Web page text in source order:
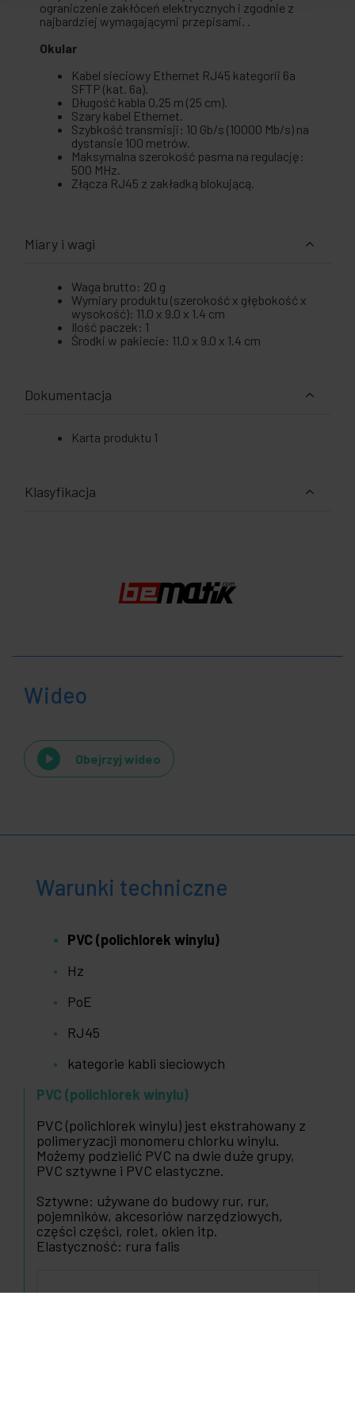
ograniczenie zakłóceń elektrycznych i zgodnie z
najbardziej wymagającymi przepisami. .
Okular
Kabel sieciowy Ethernet RJ45 kategorii 6a
SFTP (kat. 6a).
Długość kabla 0,25 m (25 cm).
Szary kabel Ethernet.
Szybkość transmisji: 10 Gb/s (10000 Mb/s) na
dystansie 100 metrów.
Maksymalna szerokość pasma na regulację:
500 MHz.
Złącza RJ45 z zakładką blokującą.
Miary i wagi
Waga brutto: 20 g
Wymiary produktu (szerokość x głębokość x
wysokość): 11.0 x 9.0 x 1.4 cm
Ilość paczek: 1
Środki w pakiecie: 11.0 x 9.0 x 1.4 cm
Dokumentacja
Karta produktu 1
Klasyfikacja
Wideo
Obejrzyj wideo
Warunki techniczne
PVC (polichlorek winylu)
Hz
PoE
RJ45
kategorie kabli sieciowych
PVC (polichlorek winylu)
PVC (polichlorek winylu) jest ekstrahowany z
polimeryzacji monomeru chlorku winylu.
Możemy podzielić PVC na dwie duże grupy,
PVC sztywne i PVC elastyczne.
Sztywne: używane do budowy rur, rur,
pojemników, akcesoriów narzędziowych,
części części, rolet, okien itp.
Elastyczność: rura falis